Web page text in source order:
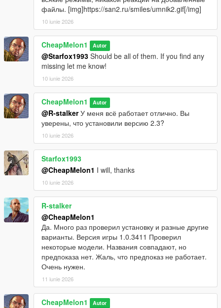
файлы. [img]https://san2.ru/smiles/umnik2.gif[/img]
10 iunie 2026
CheapMelon1 Autor
@Starfox1993 Should be all of them. If you find any
missing let me know!
10 iunie 2026
CheapMelon1 Autor
@R-stalkerУ меня всё работает отлично. Вы
уверены, что установили версию 2.3?
10 iunie 2026
Starfox1993
@CheapMelon1 I will, thanks
10 iunie 2026
R-stalker
@CheapMelon1
Да. Много раз проверил установку и разные другие
варианты. Версия игры 1.0.3411 Проверил
некоторые модели. Названия совпадают, но
предпоказа нет. Жаль, что предпоказ не работает.
Очень нужен.
11 iunie 2026
CheapMelon1 Autor